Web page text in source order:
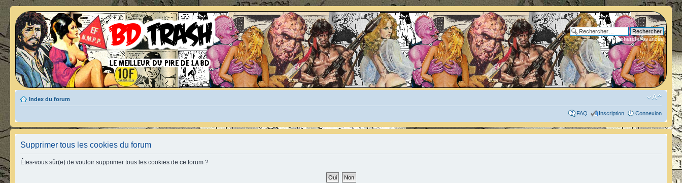
Recherche avancée
Index du forum
FAQ Inscription Connexion
Supprimer tous les cookies du forum
Êtes-vous sûr(e) de vouloir supprimer tous les cookies de ce forum ?